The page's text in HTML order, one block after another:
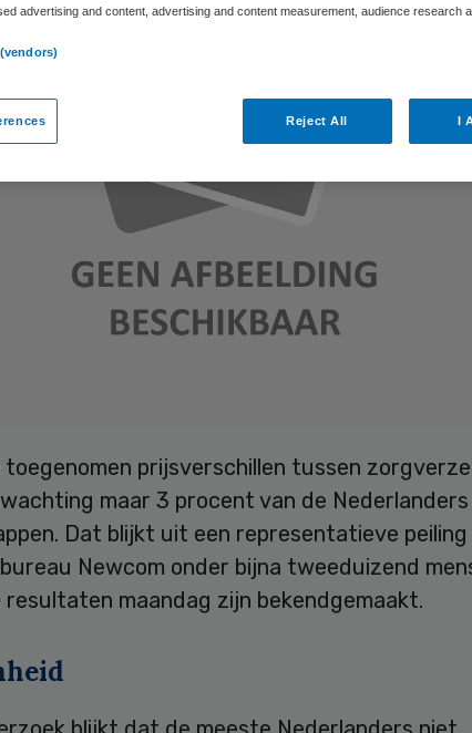
toegenomen prijsverschillen tussen
maar 3 procent van de Nederlanders
Dat blijkt uit een representatieve peiling
Newcom onder bijna tweeduizend
maandag zijn bekendgemaakt.
advertising and content, advertising and content measurement, audience research
Reject All I